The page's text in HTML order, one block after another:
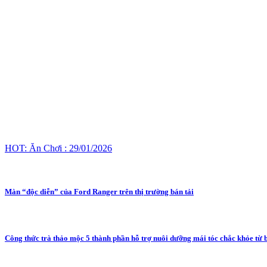
HOT: Ăn Chơi : 29/01/2026
Màn “độc diễn” của Ford Ranger trên thị trường bán tải
Công thức trà thảo mộc 5 thành phần hỗ trợ nuôi dưỡng mái tóc chắc khỏe từ